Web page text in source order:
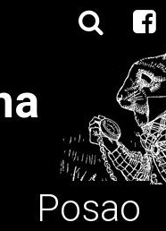
Posao